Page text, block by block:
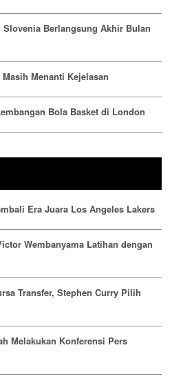
Berlangsung Akhir Bulan
Menanti Kejelasan
Bola Basket di London
Era Juara Los Angeles Lakers
Wembanyama Latihan dengan
Transfer, Stephen Curry Pilih
Melakukan Konferensi Pers